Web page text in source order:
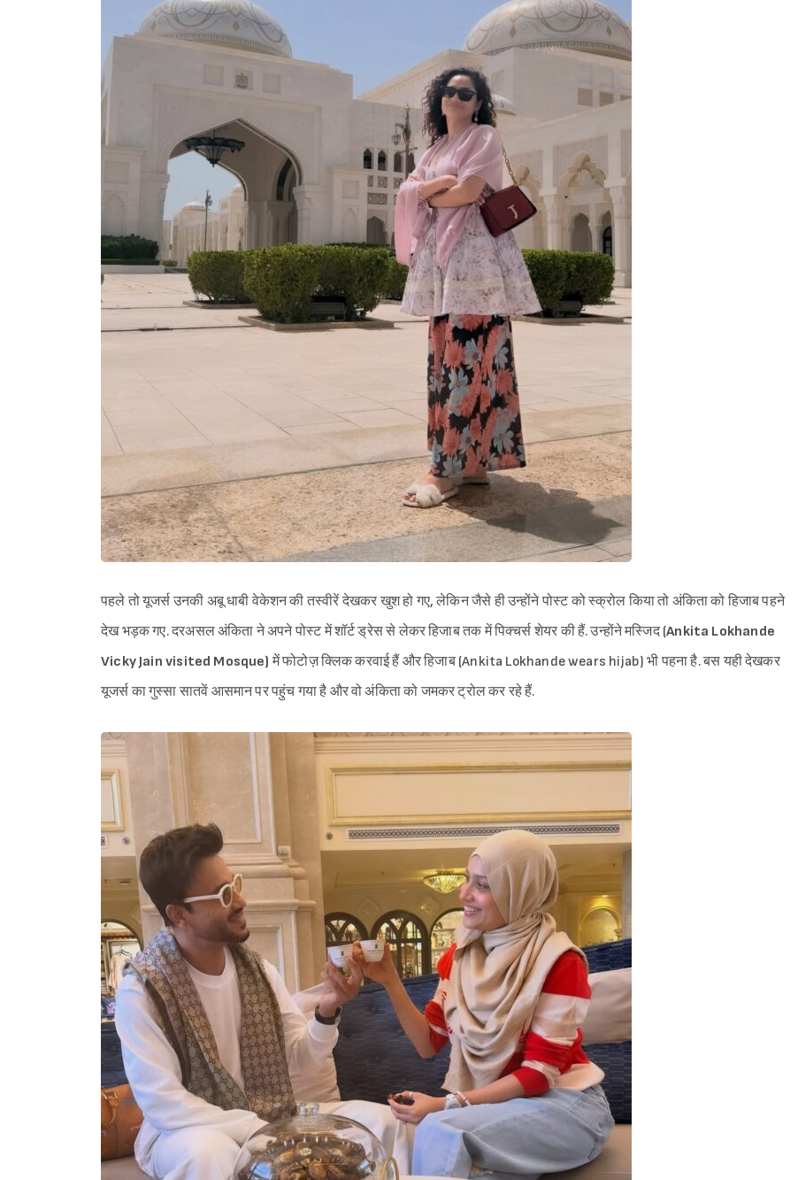
पहले तो यूजर्स उनकी अबू धाबी वेकेशन की तस्वीरें देखकर खुश हो गए, लेकिन जैसे ही उन्होंने पोस्ट को स्क्रोल किया तो अंकिता को हिजाब पहने
देख भड़क गए. दरअसल अंकिता ने अपने पोस्ट में शॉर्ट ड्रेस से लेकर हिजाब तक में पिक्चर्स शेयर की हैं. उन्होंने मस्जिद (Ankita Lokhande
Vicky Jain visited Mosque) में फोटोज़ क्लिक करवाई हैं और हिजाब (Ankita Lokhande wears hijab) भी पहना है. बस यही देखकर
यूजर्स का गुस्सा सातवें आसमान पर पहुंच गया है और वो अंकिता को जमकर ट्रोल कर रहे हैं.